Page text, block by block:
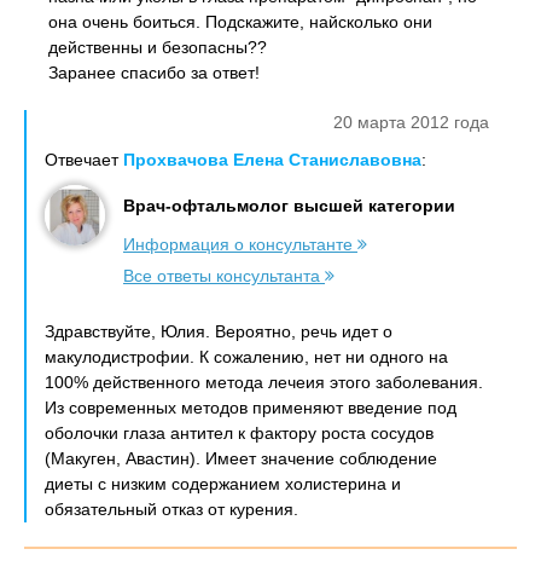
она очень боиться. Подскажите, найсколько они
действенны и безопасны??
Заранее спасибо за ответ!
20 марта 2012 года
Отвечает Прохвачова Елена Станиславовна:
Врач-офтальмолог высшей категории
Информация о консультанте
Все ответы консультанта
Здравствуйте, Юлия. Вероятно, речь идет о
макулодистрофии. К сожалению, нет ни одного на
100% действенного метода лечеия этого заболевания.
Из современных методов применяют введение под
оболочки глаза антител к фактору роста сосудов
(Макуген, Авастин). Имеет значение соблюдение
диеты с низким содержанием холистерина и
обязательный отказ от курения.